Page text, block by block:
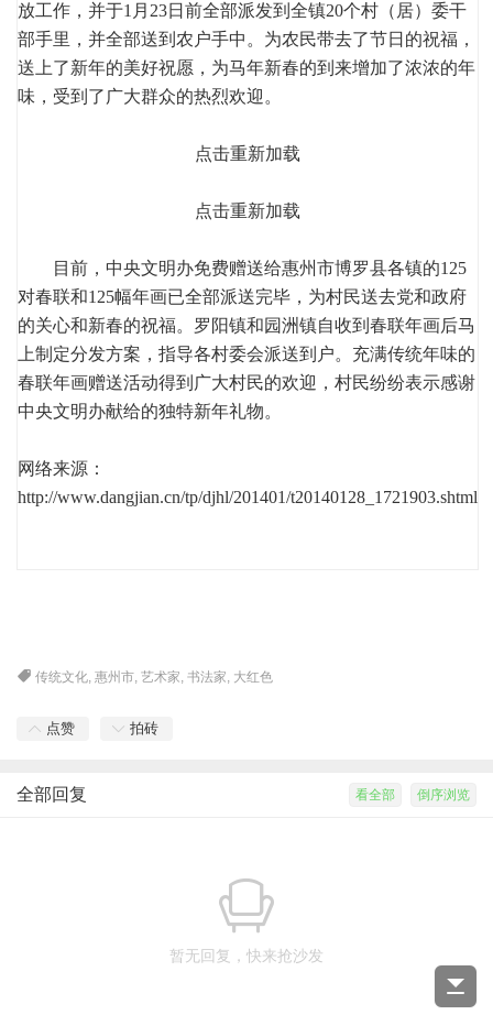
放工作，并于1月23日前全部派发到全镇20个村（居）委干
部手里，并全部送到农户手中。为农民带去了节日的祝福，
送上了新年的美好祝愿，为马年新春的到来增加了浓浓的年
味，受到了广大群众的热烈欢迎。
点击重新加载
点击重新加载
目前，中央文明办免费赠送给惠州市博罗县各镇的125
对春联和125幅年画已全部派送完毕，为村民送去党和政府
的关心和新春的祝福。罗阳镇和园洲镇自收到春联年画后马
上制定分发方案，指导各村委会派送到户。充满传统年味的
春联年画赠送活动得到广大村民的欢迎，村民纷纷表示感谢
中央文明办献给的独特新年礼物。
网络来源：
http://www.dangjian.cn/tp/djhl/201401/t20140128_1721903.shtml
传统文化,惠州市,艺术家,书法家, 大红色
点赞 拍砖
倒序浏览
看全部
全部回复
暂无回复，快来抢沙发